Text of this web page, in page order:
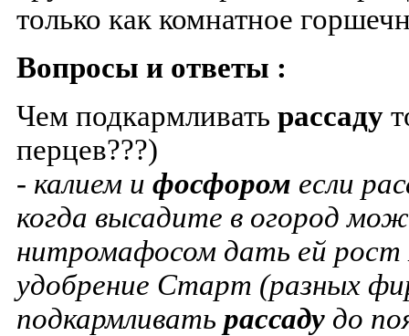
только как комнатное
Вопросы и ответы :
Чем подкармливать рассаду
перцев???)
- калием и фосфором если
когда высадите в огород
нитромафосом дать ей рост
удобрение Старт (разных
подкармливать рассаду до